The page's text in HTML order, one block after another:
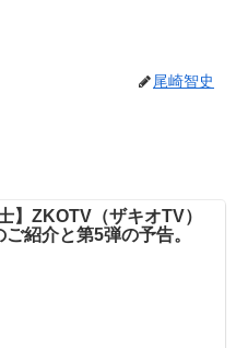
尾崎智史
】ZKOTV（ザキオTV）
紹介と第5弾の予告。